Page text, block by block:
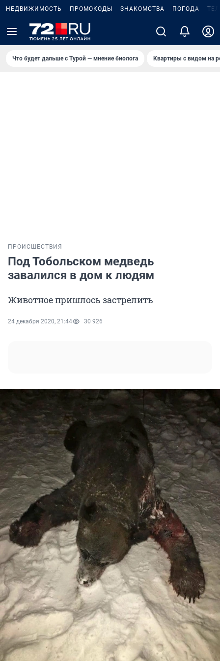
НЕДВИЖИМОСТЬ ПРОМОКОДЫ ЗНАКОМСТВА ПОГОДА
Что будет дальше с Турой — мнение биолога Квартиры с видом на
ПРОИСШЕСТВИЯ
Под Тобольском медведь
завалился в дом к людям
Животное пришлось застрелить
24 декабря 2020, 21:44 30 926